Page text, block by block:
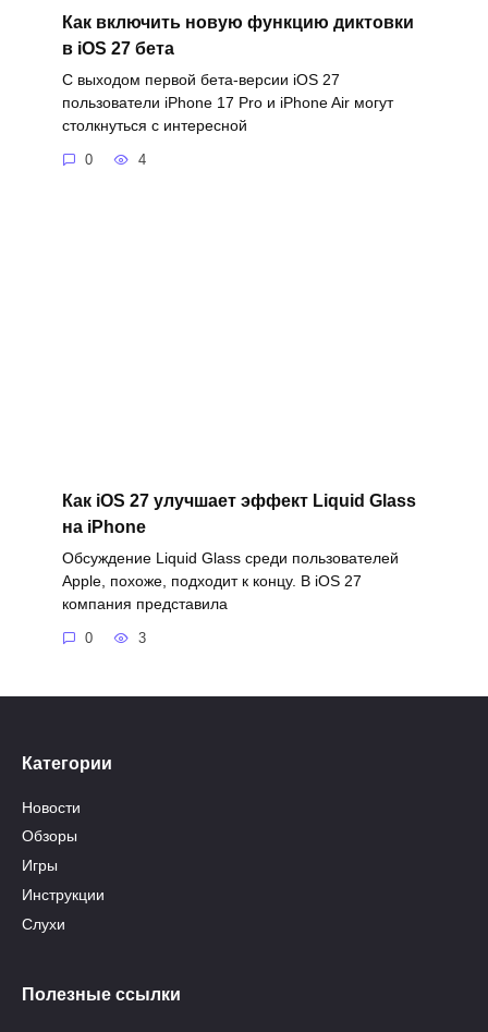
Как включить новую функцию диктовки
в iOS 27 бета
С выходом первой бета-версии iOS 27
пользователи iPhone 17 Pro и iPhone Air могут
столкнуться с интересной
0 4
Как iOS 27 улучшает эффект Liquid Glass
на iPhone
Обсуждение Liquid Glass среди пользователей
Apple, похоже, подходит к концу. В iOS 27
компания представила
0 3
Категории
Новости
Обзоры
Игры
Инструкции
Слухи
Полезные ссылки